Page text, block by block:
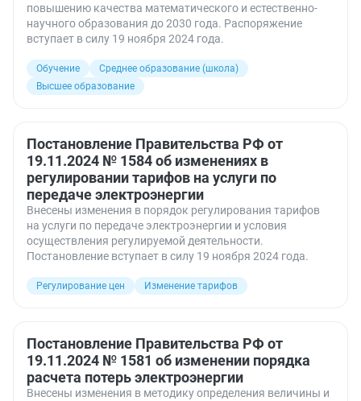
повышению качества математического и естественно-
научного образования до 2030 года. Распоряжение
вступает в силу 19 ноября 2024 года.
Обучение
Среднее образование (школа)
Высшее образование
Постановление Правительства РФ от
19.11.2024 № 1584 об изменениях в
регулировании тарифов на услуги по
передаче электроэнергии
Внесены изменения в порядок регулирования тарифов
на услуги по передаче электроэнергии и условия
осуществления регулируемой деятельности.
Постановление вступает в силу 19 ноября 2024 года.
Регулирование цен Изменение тарифов
Постановление Правительства РФ от
19.11.2024 № 1581 об изменении порядка
расчета потерь электроэнергии
Внесены изменения в методику определения величины и